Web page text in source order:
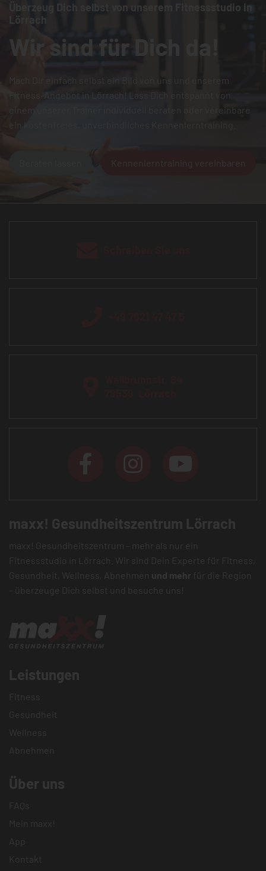
Überzeug Dich selbst von unserem Fitnessstudio in
Lörrach
Wir sind für Dich da!
Mach Dir einfach selbst ein Bild von uns und unserem
Fitness-Angebot in Lörrach! Lass Dich entspannt von
einem unserer Trainer individuell beraten oder vereinbare
ein kostenfreies, unverbindliches Kennenlerntraining.
Kennenlerntraining vereinbaren
maxx! Gesundheitszentrum Lörrach
maxx! Gesundheitszentrum – mehr als nur ein
Fitnessstudio in Lörrach. Wir sind Dein Experte für Fitness,
Gesundheit, Wellness, Abnehmen und mehr für die Region
– überzeuge Dich selbst und besuche uns!
Leistungen
Fitness
Gesundheit
Wellness
Abnehmen
Über uns
FAQs
Mein maxx!
App
Kontakt